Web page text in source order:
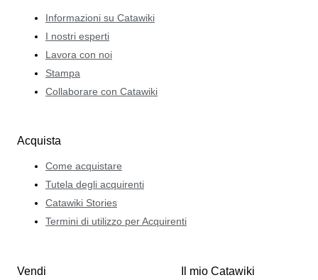
Informazioni su Catawiki
I nostri esperti
Lavora con noi
Stampa
Collaborare con Catawiki
Acquista
Come acquistare
Tutela degli acquirenti
Catawiki Stories
Termini di utilizzo per Acquirenti
Vendi Il mio Catawiki